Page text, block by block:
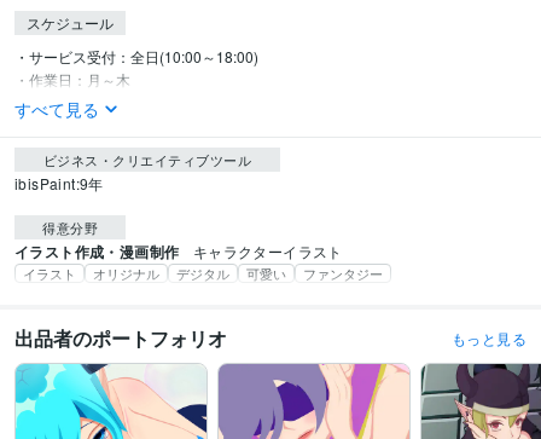
スケジュール
・サービス受付：全日(10:00～18:00)
・作業日：月～木
すべて見る
ビジネス・クリエイティブツール
ibisPaint:9年
得意分野
イラスト作成・漫画制作 キャラクターイラスト
イラスト オリジナル デジタル 可愛い ファンタジー
出品者のポートフォリオ もっと見る